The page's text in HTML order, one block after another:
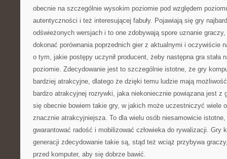
obecnie na szczególnie wysokim poziomie pod względem
autentyczności i też interesującej fabuły. Pojawiają się gry
odświeżonych wersjach i to one zdobywają spore uznanie
dokonać porównania poprzednich gier z aktualnymi i oczywiście
o tym, jakie postępy uczynił producent, żeby następna gra stała
poziomie. Zdecydowanie jest to szczególnie istotne, że gry
bardziej atrakcyjne, dlatego że dzięki temu ludzie mają
bardzo atrakcyjnej rozrywki, jaka niekoniecznie powiązana jest z
się obecnie bowiem takie gry, w jakich może uczestniczyć wiele
znacznie atrakcyjniejsza. To dla wielu osób niesamowicie
gwarantować radość i mobilizować człowieka do rywalizacji. Gry
generacji zdecydowanie takie są, stąd też wciąż przybywa
przed komputer, aby się dobrze bawić.